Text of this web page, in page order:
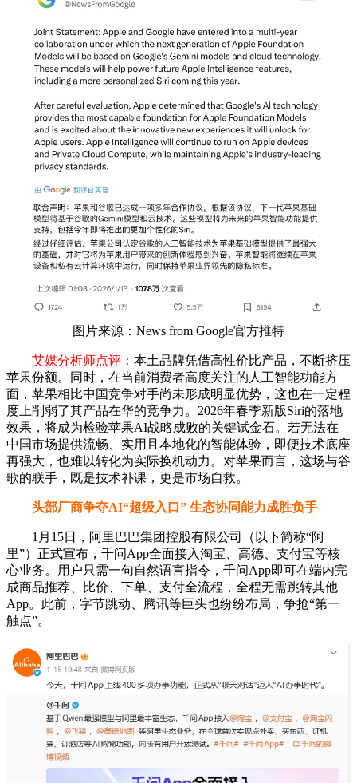
图片来源：News from Google官方推特
艾媒分析师点评： 本土品牌凭借高性价比产品，不断挤压
苹果份额。同时，在当前消费者高度关注的人工智能功能方
面，苹果相比中国竞争对手尚未形成明显优势，这也在一定程
度上削弱了其产品在华的竞争力。2026年春季新版Siri的落地
效果，将成为检验苹果AI战略成败的关键试金石。若无法在
中国市场提供流畅、实用且本地化的智能体验，即便技术底座
再强大，也难以转化为实际换机动力。对苹果而言，这场与谷
歌的联手，既是技术补课，更是市场自救。
头部厂商争夺AI“超级入口” 生态协同能力成胜负手
1月15日，阿里巴巴集团控股有限公司（以下简称“阿
里”）正式宣布，千问App全面接入淘宝、高德、支付宝等核
心业务。用户只需一句自然语言指令，千问App即可在端内完
成商品推荐、比价、下单、支付全流程，全程无需跳转其他
App。此前，字节跳动、腾讯等巨头也纷纷布局，争抢“第一
触点”。